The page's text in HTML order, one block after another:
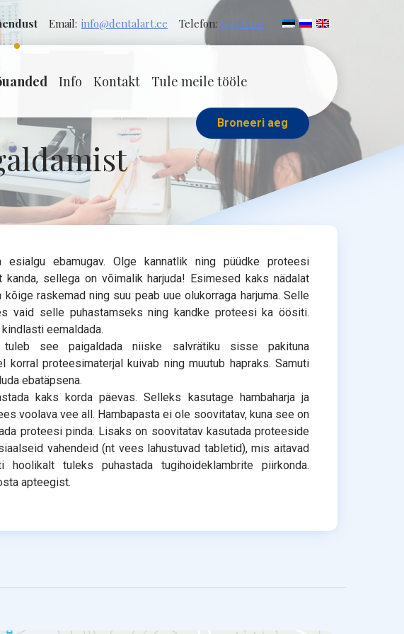
Email: info@dentalart.ee Telefon: 699 8010
Info Kontakt Tule meile tööle
Broneeri aeg
ebamugav. Olge kannatlik ning püüdke proteesi
kanda, sellega on võimalik harjuda! Esimesed kaks nädalat
raskemad ning suu peab uue olukorraga harjuma. Selle
vaid selle puhastamseks ning kandke proteesi ka öösiti.
eemaldada.
see paigaldada niiske salvrätiku sisse pakituna
korral proteesimaterjal kuivab ning muutub hapraks. Samuti
ebatäpsena.
kaks korda päevas. Selleks kasutage hambaharja ja
voolava vee all. Hambapasta ei ole soovitatav, kuna see on
proteesi pinda. Lisaks on soovitatav kasutada proteeside
vahendeid (nt vees lahustuvad tabletid), mis aitavad
hoolikalt tuleks puhastada tugihoideklambrite piirkonda.
apteegist.